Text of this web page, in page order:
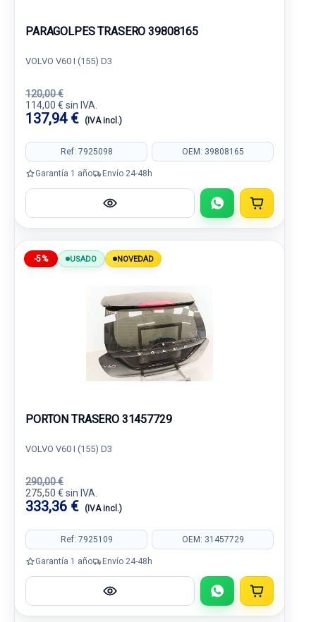
PARAGOLPES TRASERO 39808165
VOLVO V60 I (155) D3
120,00 €
114,00 € sin IVA.
137,94 € (IVA incl.)
Ref: 7925098 OEM: 39808165
Garantía 1 año Envío 24-48h
-5% USADO NOVEDAD
PORTON TRASERO 31457729
VOLVO V60 I (155) D3
290,00 €
275,50 € sin IVA.
333,36 € (IVA incl.)
Ref: 7925109 OEM: 31457729
Garantía 1 año Envío 24-48h